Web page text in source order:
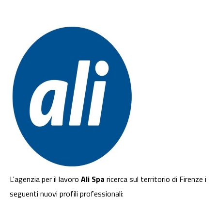
L'agenzia per il lavoro Ali Spa ricerca sul territorio di Firenze i
seguenti nuovi profili professionali: